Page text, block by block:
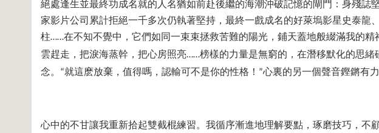
絕處逢生並最終功成名就的人名猶如前赴後繼的海潮沖破記憶的閘門：身殘誌
家影片公司累計拒絕一千多次仍執著堅持，最終一戲成名的好萊塢影星史泰龍
柱……在不知不覺中，它們如同一束束拯救苦難的陽光，鋪天蓋地般綴滿我的
雲趕走，把淚海蒸幹，把心房照亮……榜樣的力量是無窮的，在潛移默化的思
念。 “就這麽放棄，值得嗎，認輸可不是你的性格！ ”心裏的另一個聲音鏗鏘有
心中的不甘讓我重新拾起雙截棍練習。我循序漸進地理解要點，琢磨技巧，不